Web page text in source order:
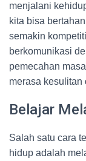
menjalani
kita bisa
semakin
berkomunikasi
pemecahan
merasa kesulitan
Belajar
Salah satu cara
hidup adalah